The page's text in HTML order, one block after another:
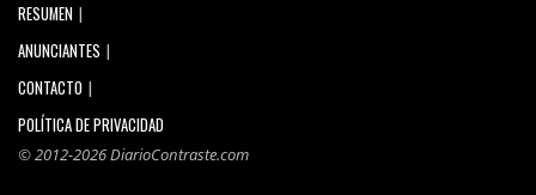
RESUMEN
ANUNCIANTES
CONTACTO
POLÍTICA DE PRIVACIDAD
© 2012-2026 DiarioContraste.com